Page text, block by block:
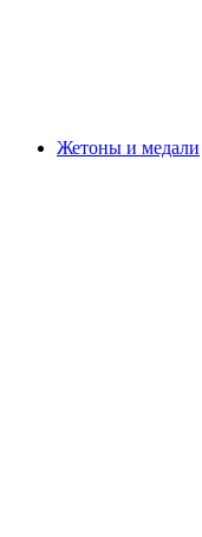
Жетоны и медали